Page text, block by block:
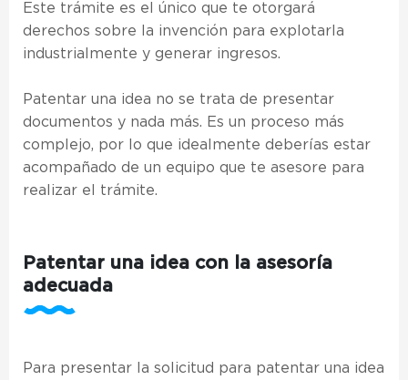
Este trámite es el único que te otorgará
derechos sobre la invención para explotarla
industrialmente y generar ingresos.
Patentar una idea no se trata de presentar
documentos y nada más. Es un proceso más
complejo, por lo que idealmente deberías estar
acompañado de un equipo que te asesore para
realizar el trámite.
Patentar una idea con la asesoría
adecuada
Para presentar la solicitud para patentar una idea